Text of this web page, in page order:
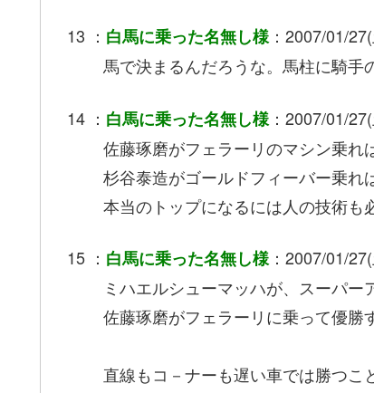
13 ： 白馬に乗った名無し様：2007/01/
馬で決まるんだろうな。馬柱に騎手
14 ： 白馬に乗った名無し様 ：2007/01/
佐藤琢磨がフェラーリのマシン乗
杉谷泰造がゴールドフィーバー乗れ
本当のトップになるには人の技術も
15 ： 白馬に乗った名無し様 ：2007/01/
ミハエルシューマッハが、スーパ
佐藤琢磨がフェラーリに乗って優勝
直線もコ－ナーも遅い車では勝つこ